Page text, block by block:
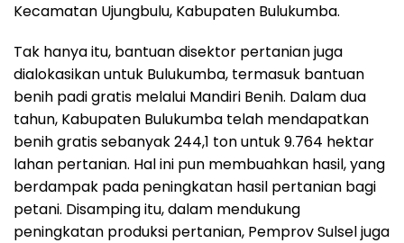
Kecamatan Ujungbulu, Kabupaten Bulukumba.
Tak hanya itu, bantuan disektor pertanian juga
dialokasikan untuk Bulukumba, termasuk bantuan
benih padi gratis melalui Mandiri Benih. Dalam dua
tahun, Kabupaten Bulukumba telah mendapatkan
benih gratis sebanyak 244,1 ton untuk 9.764 hektar
lahan pertanian. Hal ini pun membuahkan hasil, yang
berdampak pada peningkatan hasil pertanian bagi
petani. Disamping itu, dalam mendukung
peningkatan produksi pertanian, Pemprov Sulsel juga